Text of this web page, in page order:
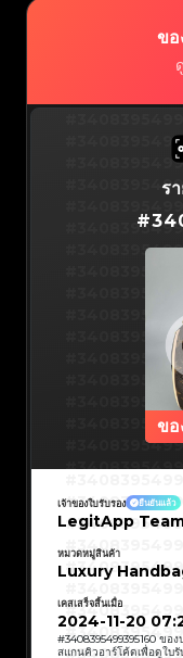
ขอ
ร
#
ขอ
เจ้าของใบรับรอง ยืนยันแล้ว
LegitApp
หมวดหมู่สินค้า
Luxury
เคสเสร็จสิ้นเมื่อ
2024-11-20
#3408395499395160 ของ
สแกนคิวอาร์โค้ดเพื่อดูใบรั